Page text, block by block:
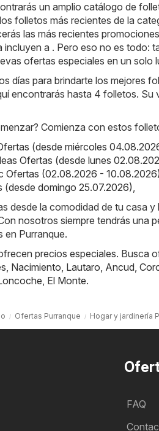
un amplio catálogo de
folletos más recientes de la
las más recientes
incluyen a . Pero eso no es todo:
ofertas especiales en un solo
días para brindarte los mejores
encontrarás hasta 4 folletos. Su
Comienza con estos
(desde miércoles
Ofertas (desde lunes
Ofertas (02.08.2026 - 10.08.2026)
(desde domingo 25.07.2026),
desde la comodidad de tu casa
nosotros siempre tendrás una
en Purranque.
precios especiales. Busca
, Nacimiento, Lautaro, Ancud,
, El Monte.
Ofertas Purranque Hogar y jardinería
FAQ